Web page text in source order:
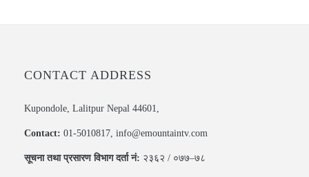
CONTACT ADDRESS
Kupondole, Lalitpur Nepal 44601,
Contact: 01-5010817, info@emountaintv.com
सूचना तथा प्रसारण विभाग दर्ता नं: २३६२ / ०७७–७८